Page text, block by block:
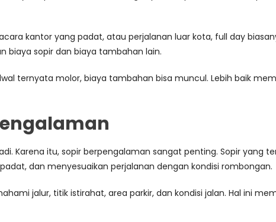
kantor yang padat, atau perjalanan luar kota, full day
sopir dan biaya tambahan lain.
ternyata molor, biaya tambahan bisa muncul. Lebih baik
Karena itu, sopir berpengalaman sangat penting. Sopir yang
dan menyesuaikan perjalanan dengan kondisi rombongan.
jalur, titik istirahat, area parkir, dan kondisi jalan. Hal ini